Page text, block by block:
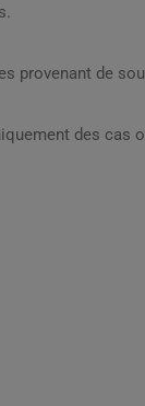
provenant de
des cas